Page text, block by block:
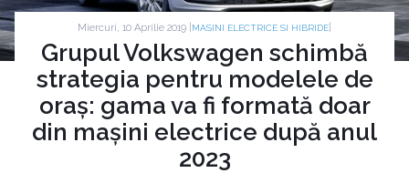
Miercuri, 10 Aprilie 2019 | MASINI ELECTRICE SI HIBRIDE
Grupul Volkswagen schimbă
strategia pentru modelele de
oraș: gama va fi formată doar
din mașini electrice după anul
2023